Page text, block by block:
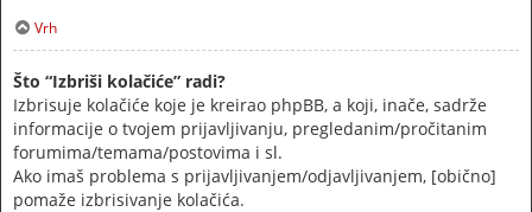
Vrh
Što “Izbriši kolačiće” radi?
Izbrisuje kolačiće koje je kreirao phpBB, a koji, inače, sadrže
informacije o tvojem prijavljivanju, pregledanim/pročitanim
forumima/temama/postovima i sl.
Ako imaš problema s prijavljivanjem/odjavljivanjem, [obično]
pomaže izbrisivanje kolačića.